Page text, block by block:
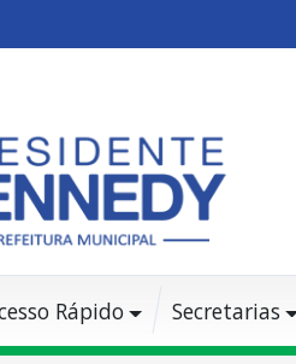
Rápido Secretarias